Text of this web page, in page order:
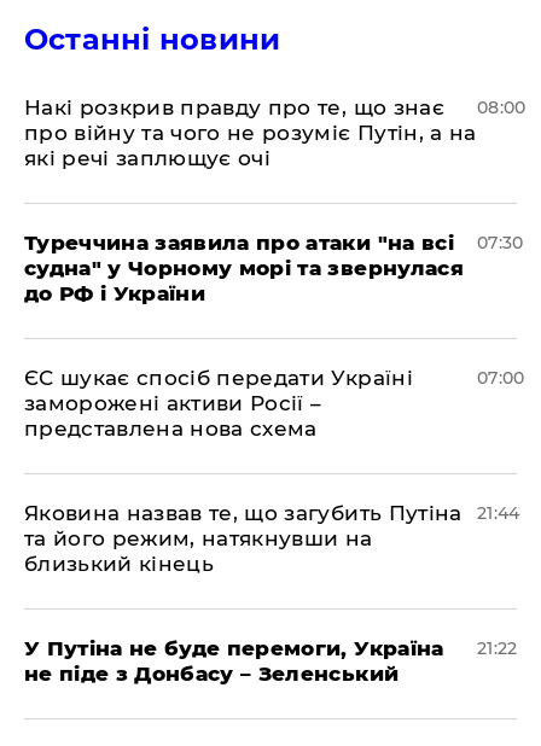
Останні новини
Накі розкрив правду про те, що знає
про війну та чого не розуміє Путін, а на
які речі заплющує очі
08:00
Туреччина заявила про атаки "на всі
судна" у Чорному морі та звернулася
до РФ і України
07:30
ЄС шукає спосіб передати Україні
заморожені активи Росії –
представлена ​​нова схема
07:00
Яковина назвав те, що загубить Путіна
та його режим, натякнувши на
близький кінець
21:44
У Путіна не буде перемоги, Україна
не піде з Донбасу – Зеленський
21:22